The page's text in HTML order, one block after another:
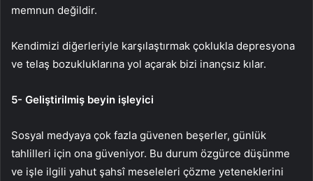
memnun değildir.
Kendimizi diğerleriyle karşılaştırmak çoklukla depresyona
ve telaş bozukluklarına yol açarak bizi inançsız kılar.
5- Geliştirilmiş beyin işleyici
Sosyal medyaya çok fazla güvenen beşerler, günlük
tahlilleri için ona güveniyor. Bu durum özgürce düşünme
ve işle ilgili yahut şahsî meseleleri çözme yeteneklerini